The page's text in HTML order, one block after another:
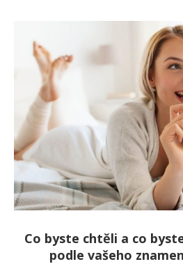
Co byste chtěli a co
podle vašeho